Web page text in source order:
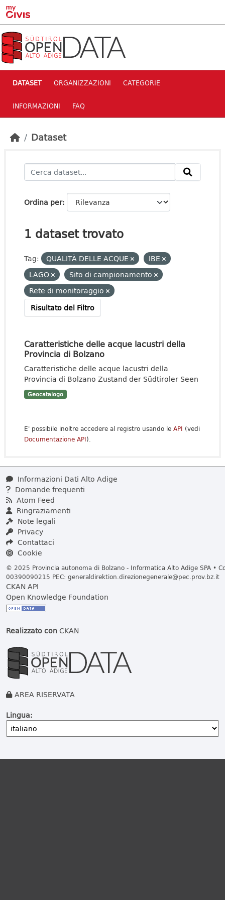
Skip to main content
DATASET ORGANIZZAZIONI CATEGORIE
INFORMAZIONI FAQ
Dataset
Ordina per
1 dataset trovato
Tag: QUALITÀ DELLE ACQUE
IBE
LAGO
Sito di campionamento
Rete di monitoraggio
Risultato del Filtro
Caratteristiche delle acque lacustri della
Provincia di Bolzano
Caratteristiche delle acque lacustri della
Provincia di Bolzano Zustand der Südtiroler Seen
Geocatalogo
E' possibile inoltre accedere al registro usando le API (vedi
Documentazione API).
Informazioni Dati Alto Adige
Domande frequenti
Atom Feed
Ringraziamenti
Note legali
Privacy
Contattaci
Cookie
© 2025 Provincia autonoma di Bolzano - Informatica Alto Adige SPA •
00390090215 PEC: generaldirektion.direzionegenerale@pec.prov.bz.it
CKAN API
Open Knowledge Foundation
Realizzato conCKAN
AREA RISERVATA
Lingua